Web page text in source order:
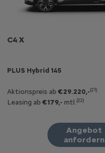
C4 X
PLUS Hybrid 145
Aktionspreis ab €29.220,-(21)
Leasing ab €179,- mtl. (22)
Angebot
anfordern